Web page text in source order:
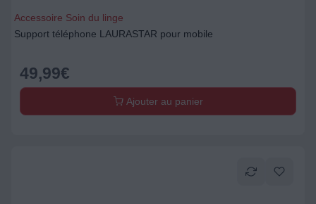
Accessoire Soin du linge
Support téléphone LAURASTAR pour mobile
49,99€
Ajouter au panier